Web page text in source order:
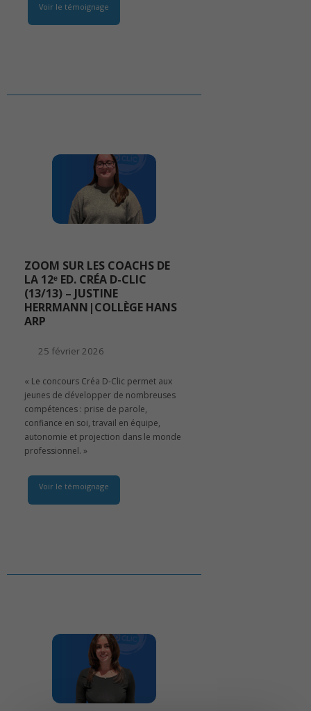
Voir le témoignage
ZOOM SUR LES COACHS DE
LA 12ᵉ ED. CRÉA D-CLIC
(13/13) – JUSTINE
HERRMANN|COLLÈGE HANS
ARP
25 février 2026
« Le concours Créa D-Clic permet aux
jeunes de développer de nombreuses
compétences : prise de parole,
confiance en soi, travail en équipe,
autonomie et projection dans le monde
professionnel. »
Voir le témoignage